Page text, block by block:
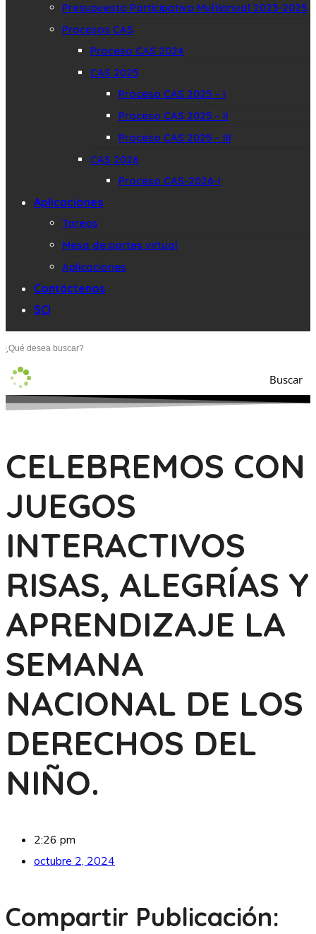
Presupuesto Participativo Multianual 2023-2025
Procesos CAS
Proceso CAS 2024
CAS 2025
Proceso CAS 2025 – I
Proceso CAS 2025 – II
Proceso CAS 2025 – III
CAS 2026
Proceso CAS-2026-I
Aplicaciones
Tareos
Mesa de partes virtual
Aplicaciones
Contáctenos
SCI
Buscar
CELEBREMOS CON
JUEGOS
INTERACTIVOS
RISAS, ALEGRÍAS Y
APRENDIZAJE LA
SEMANA
NACIONAL DE LOS
DERECHOS DEL
NIÑO.
2:26 pm
octubre 2, 2024
Compartir Publicación: